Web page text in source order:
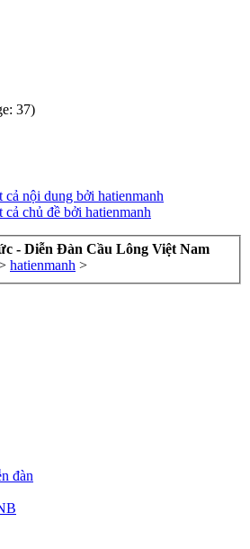
37)
cả nội dung bởi hatienmanh
cả chủ đề bởi hatienmanh
- Diễn Đàn Cầu Lông Việt Nam
hatienmanh >
đàn